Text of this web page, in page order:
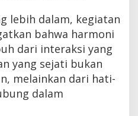
lebih dalam, kegiatan
bahwa harmoni
dari interaksi yang
yang sejati bukan
melainkan dari hati-
dalam